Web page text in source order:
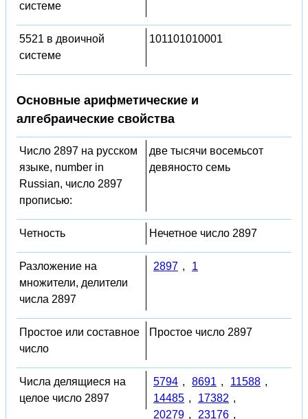
системе
5521 в двоичной
системе
101101010001
Основные арифметические и
алгебраические свойства
Число 2897 на русском
языке, number in
Russian, число 2897
прописью:
две тысячи восемьсот
девяносто семь
Четность Нечетное число 2897
Разложение на
множители, делители
числа 2897
2897 , 1
Простое или составное
число
Простое число 2897
Числа делящиеся на
целое число 2897
5794 , 8691 , 11588 ,
14485 , 17382 ,
20279 , 23176 ,